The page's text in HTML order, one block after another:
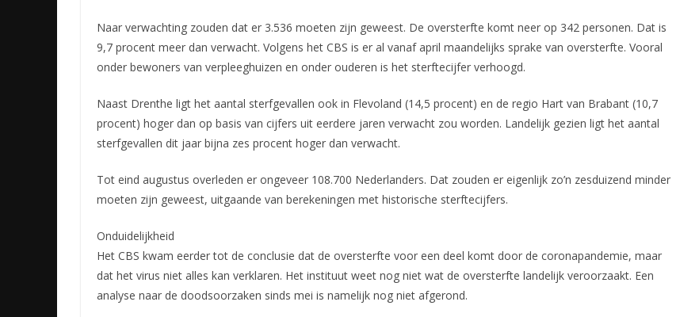
Naar verwachting zouden dat er 3.536 moeten zijn geweest. De oversterfte komt neer op 342 personen. Dat is
9,7 procent meer dan verwacht. Volgens het CBS is er al vanaf april maandelijks sprake van oversterfte. Vooral
onder bewoners van verpleeghuizen en onder ouderen is het sterftecijfer verhoogd.
Naast Drenthe ligt het aantal sterfgevallen ook in Flevoland (14,5 procent) en de regio Hart van Brabant (10,7
procent) hoger dan op basis van cijfers uit eerdere jaren verwacht zou worden. Landelijk gezien ligt het aantal
sterfgevallen dit jaar bijna zes procent hoger dan verwacht.
Tot eind augustus overleden er ongeveer 108.700 Nederlanders. Dat zouden er eigenlijk zo’n zesduizend minder
moeten zijn geweest, uitgaande van berekeningen met historische sterftecijfers.
Onduidelijkheid
Het CBS kwam eerder tot de conclusie dat de oversterfte voor een deel komt door de coronapandemie, maar
dat het virus niet alles kan verklaren. Het instituut weet nog niet wat de oversterfte landelijk veroorzaakt. Een
analyse naar de doodsoorzaken sinds mei is namelijk nog niet afgerond.